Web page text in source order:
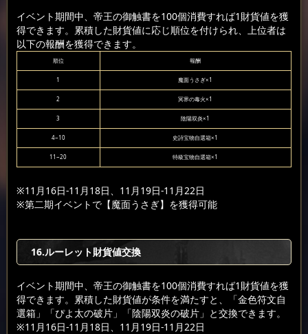
イベント期間中、帝王の御触書を100個消費すれば1財貨値を獲
得できます。累積した財貨値に応じ順位を付けられ、上位者は
以下の報酬を獲得できます。
順位 報酬
1 魔面うさぎ×1
2 冥界の毒火×1
3 陰陽双炎×1
4~10 史詩宝物自選箱×1
11~20 特級宝物自選箱×1
※11月16日-11月18日、11月19日-11月22日
※第二期イベントで【魔面うさぎ】を獲得可能
16.ルーレット財貨値交換
イベント期間中、帝王の御触書を100個消費すれば1財貨値を獲
得できます。累積した財貨値が条件を満たすと、「金色符文自
選箱」「ぴよ太の破片」「陰陽双炎の破片」と交換できます。
※11月16日-11月18日、11月19日-11月22日